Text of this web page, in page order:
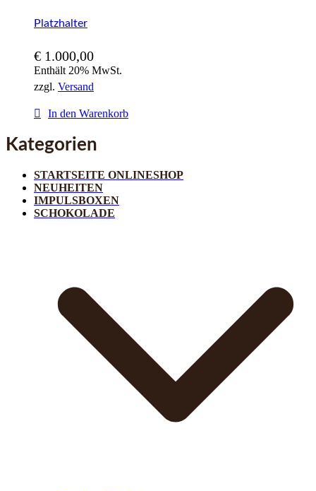
Platzhalter
€ 1.000,00
Enthält 20% MwSt.
zzgl. Versand
In den Warenkorb
Kategorien
STARTSEITE ONLINESHOP
NEUHEITEN
IMPULSBOXEN
SCHOKOLADE